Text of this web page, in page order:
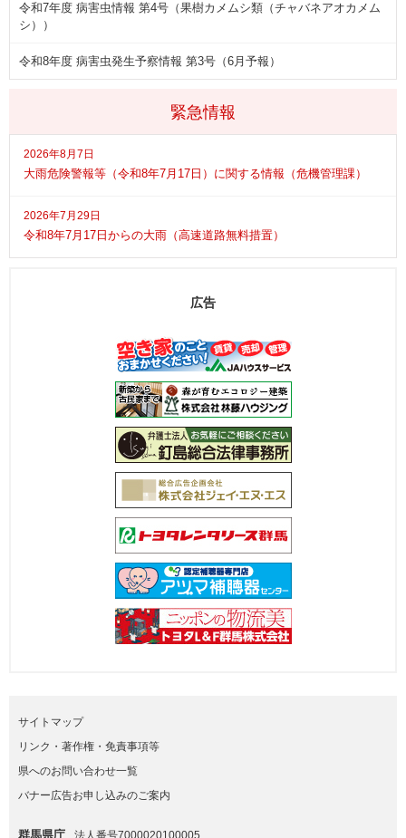
緊急情報
2026年8月7日
大雨危険警報等（令和8年7月17日）に関する情報（危機管理課）
2026年7月29日
令和8年7月17日からの大雨（高速道路無料措置）
令和7年度 病害虫情報 第4号（果樹カメムシ類（チャバネアオカメム
シ））
令和8年度 病害虫発生予察情報 第3号（6月予報）
広告
サイトマップ
リンク・著作権・免責事項等
県へのお問い合わせ一覧
バナー広告お申し込みのご案内
群馬県庁 法人番号7000020100005